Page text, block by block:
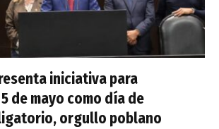
iniciativa para
de mayo como día de
orgullo poblano